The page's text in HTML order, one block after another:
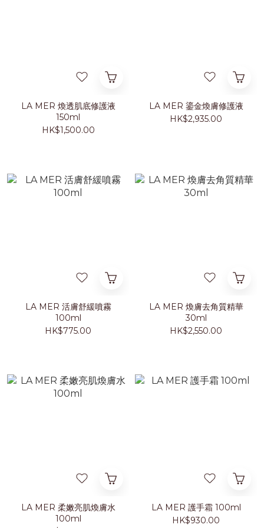
LA MER 煥透肌底修護液
150ml
HK$1,500.00
LA MER 鎏金煥膚修護液
HK$2,935.00
LA MER 活膚舒緩噴霧
100ml
HK$775.00
LA MER 煥膚去角質精華
30ml
HK$2,550.00
LA MER 柔嫩亮肌煥膚水
100ml
LA MER 護手霜 100ml
HK$930.00